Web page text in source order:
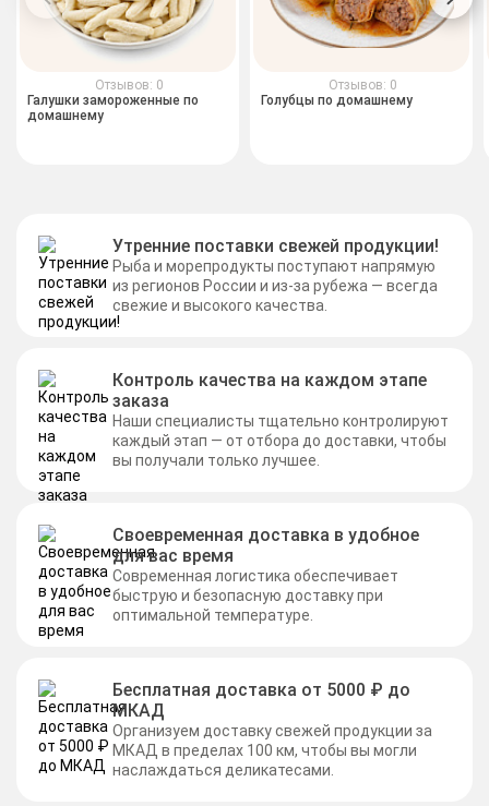
Отзывов: 0
Галушки замороженные по
домашнему
Отзывов: 0
Голубцы по домашнему
Утренние поставки свежей продукции!
Рыба и морепродукты поступают напрямую
из регионов России и из-за рубежа — всегда
свежие и высокого качества.
Контроль качества на каждом этапе
заказа
Наши специалисты тщательно контролируют
каждый этап — от отбора до доставки, чтобы
вы получали только лучшее.
Своевременная доставка в удобное
для вас время
Современная логистика обеспечивает
быструю и безопасную доставку при
оптимальной температуре.
Бесплатная доставка от 5000 ₽ до
МКАД
Организуем доставку свежей продукции за
МКАД в пределах 100 км, чтобы вы могли
наслаждаться деликатесами.